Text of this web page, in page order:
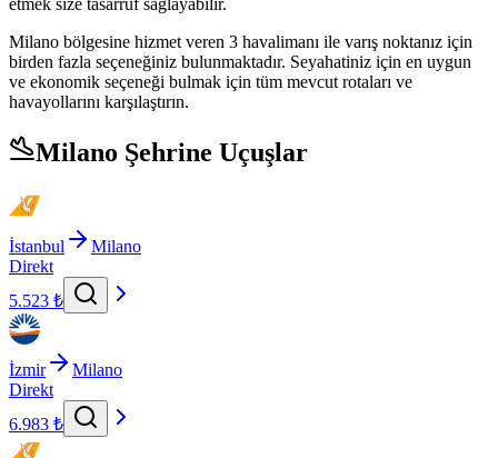
Milano bölgesine hizmet veren 3 havalimanı ile varış noktanız için
birden fazla seçeneğiniz bulunmaktadır. Seyahatiniz için en uygun
ve ekonomik seçeneği bulmak için tüm mevcut rotaları ve
havayollarını karşılaştırın.
Milano Şehrine Uçuşlar
İstanbul
Milano
Direkt
5.523 ₺
İzmir
Milano
Direkt
6.983 ₺